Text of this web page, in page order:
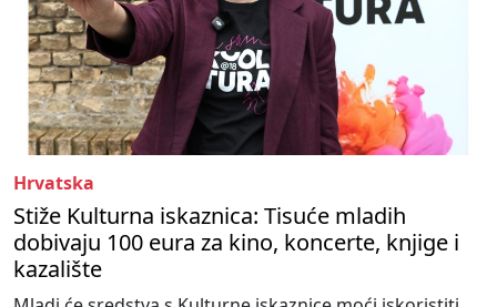
Hrvatska
Stiže Kulturna iskaznica: Tisuće mladih
dobivaju 100 eura za kino, koncerte, knjige i
kazalište